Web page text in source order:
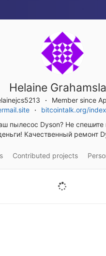
Helaine
Member since
bitcointalk.org/
пылесос Dyson? Не спешите
Качественный ремонт
Contributed projects